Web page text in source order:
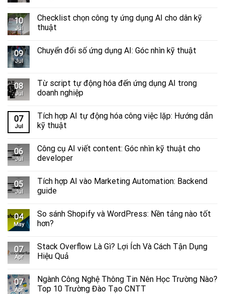
10
Jul
Checklist chọn công ty ứng dụng AI cho dân kỹ
thuật
09
Jul
Chuyển đổi số ứng dụng AI: Góc nhìn kỹ thuật
08
Jul
Từ script tự động hóa đến ứng dụng AI trong
doanh nghiệp
07
Jul
Tích hợp AI tự động hóa công việc lặp: Hướng dẫn
kỹ thuật
06
Jul
Công cụ AI viết content: Góc nhìn kỹ thuật cho
developer
05
Jul
Tích hợp AI vào Marketing Automation: Backend
guide
04
May
So sánh Shopify và WordPress​: Nền tảng nào tốt
hơn?
07
Apr
Stack Overflow Là Gì? Lợi Ích Và Cách Tận Dụng
Hiệu Quả
07
Apr
Ngành Công Nghệ Thông Tin Nên Học Trường Nào?
Top 10 Trường Đào Tạo CNTT